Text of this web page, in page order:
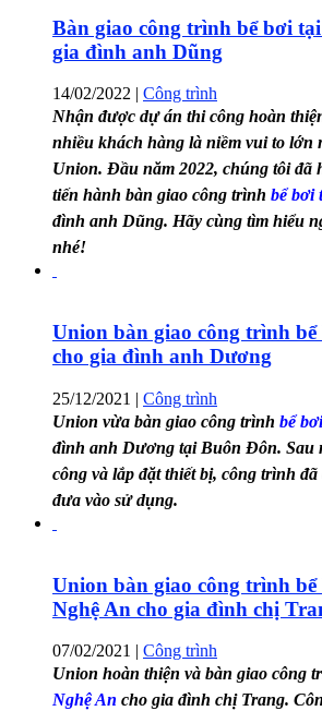
Bàn giao công trình bể bơi
gia đình anh Dũng
14/02/2022 | Công trình
Nhận được dự án thi công hoàn
nhiều khách hàng là niềm vui to lớn
Union. Đầu năm 2022, chúng tôi đã
tiến hành bàn giao công trình bể bơi
đình anh Dũng. Hãy cùng tìm hiểu
nhé!
Union bàn giao công trình
cho gia đình anh Dương
25/12/2021 | Công trình
Union vừa bàn giao công trình bể
đình anh Dương tại Buôn Đôn. Sau
công và lắp đặt thiết bị, công trình
đưa vào sử dụng.
Union bàn giao công trình
Nghệ An cho gia đình chị
07/02/2021 | Công trình
Union hoàn thiện và bàn giao công
Nghệ An cho gia đình chị Trang.